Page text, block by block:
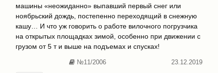
машины «неожиданно» выпавший первый снег или
ноябрьский дождь, постепенно переходящий в снежную
кашу… И что уж говорить о работе вилочного погрузчика
на открытых площадках зимой, особенно при движении с
грузом от 5 т и выше на подъемах и спусках!
№11/2006 23.12.2019